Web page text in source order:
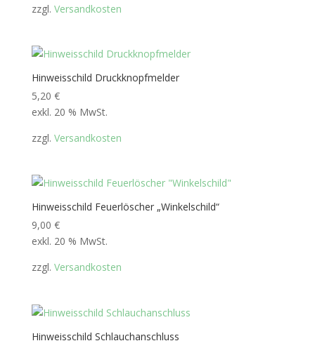
zzgl. Versandkosten
Hinweisschild Druckknopfmelder
5,20 €
exkl. 20 % MwSt.
zzgl. Versandkosten
Hinweisschild Feuerlöscher „Winkelschild“
9,00 €
exkl. 20 % MwSt.
zzgl. Versandkosten
Hinweisschild Schlauchanschluss